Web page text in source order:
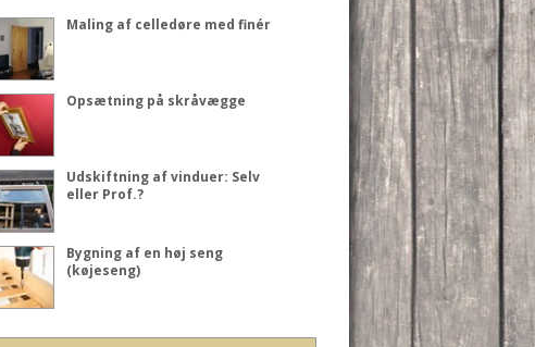
Maling af celledøre med finér
Opsætning på skråvægge
Udskiftning af vinduer: Selv
eller Prof.?
Bygning af en høj seng
(køjeseng)